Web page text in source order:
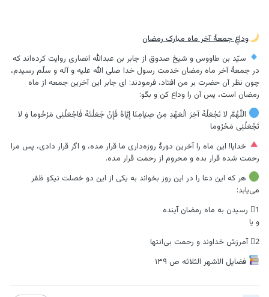
وداعِ جمعۀ آخر ماه مبارک رمضان
سيّد بن طاووس و شيخ صدوق از جابر بن عبدالله انصارى روايت كرده‌اند كه
در جمعۀ آخر ماه رمضان خدمت رسول خدا صلى الله عليه و آله و سلّم رسيدم،
چون نظر آن حضرت بر من افتاد، فرمودند: اى جابر اين آخرين جمعه از ماه
رمضان است، پس آن را وداع كن و بگو:
اللَّهُمَّ لا تَجْعَلْهُ آخِرَ الْعَهْدِ مِنْ صِيَامِنَا إِيَّاهُ فَإِنْ جَعَلْتَهُ فَاجْعَلْنِی مَرْحُوما وَ لا
تَجْعَلْنِی مَحْرُوما
خدايا! اين ماه را آخرين دورۀ روزه‌داری ما قرار مده، و اگر قرار دادى، پس مرا
رحمت شده قرار بده و محروم از رحمت قرار مده.
هر كه اين دعا را در اين روز بخواند به يكى از این دو خصلت نيكو ظفر
مى‌يابد:
1⃣ رسيدن به ماه رمضان آينده
و یا
2⃣ آمرزش خداوند و رحمت بى‌انتها
فضایل الاشهر الثلاثه ص ۱۳۹